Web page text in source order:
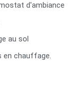
d'ambiance
au sol
en chauffage.